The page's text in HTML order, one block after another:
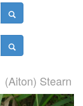
(Aiton) Stearn